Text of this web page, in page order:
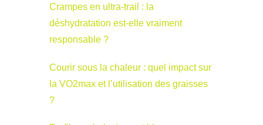
Crampes en ultra-trail : la
déshydratation est-elle vraiment
responsable ?
Courir sous la chaleur : quel impact sur
la VO2max et l’utilisation des graisses
?